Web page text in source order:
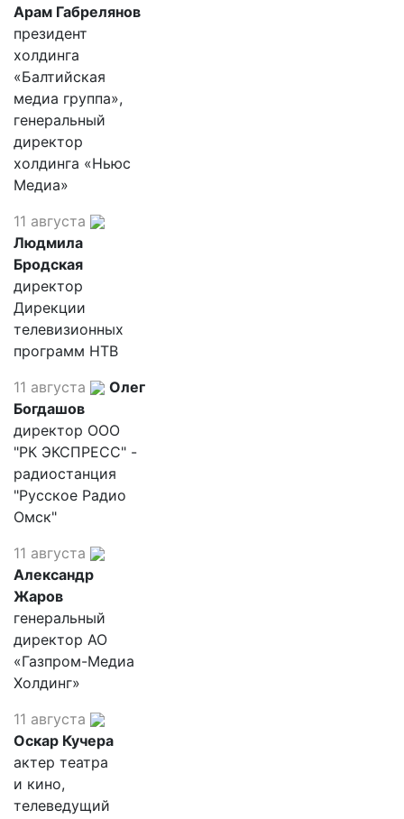
Арам Габрелянов
президент
холдинга
«Балтийская
медиа группа»,
генеральный
директор
холдинга «Ньюс
Медиа»
11 августа
Людмила
Бродская
директор
Дирекции
телевизионных
программ НТВ
11 августа
Олег
Богдашов
директор ООО
"РК ЭКСПРЕСС" -
радиостанция
"Русское Радио
Омск"
11 августа
Александр
Жаров
генеральный
директор АО
«Газпром-Медиа
Холдинг»
11 августа
Оскар Кучера
актер театра
и кино,
телеведущий